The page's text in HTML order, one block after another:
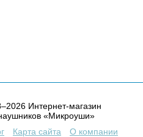
Интернет-магазин
«Микроуши»
Карта сайта О компании